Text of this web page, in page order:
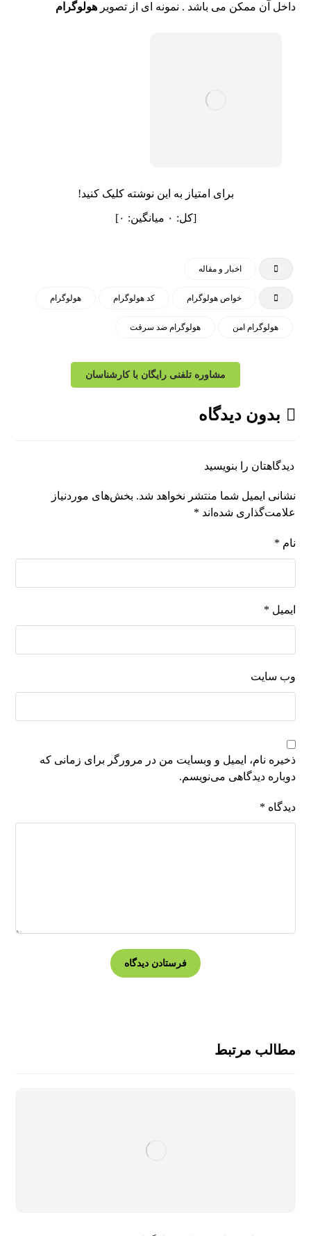
داخل آن ممکن می باشد . نمونه ای از تصویرهولوگرام
برای امتیاز به این نوشته کلیک کنید!
[کل: ۰ میانگین: ۰]
اخبار و مقاله
خواص هولوگرام کد هولوگرام هولوگرام
هولوگرام امن هولوگرام ضد سرقت
مشاوره تلفنی رایگان با کارشناسان
بدون دیدگاه
دیدگاهتان را بنویسید
نشانی ایمیل شما منتشر نخواهد شد. بخش‌های موردنیاز
علامت‌گذاری شده‌اند *
نام *
ایمیل *
وب‌ سایت
ذخیره نام، ایمیل و وبسایت من در مرورگر برای زمانی که
دوباره دیدگاهی می‌نویسم.
دیدگاه *
مطالب مرتبط